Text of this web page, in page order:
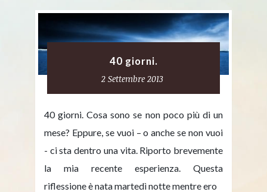
40 giorni.
2 Settembre 2013
40 giorni. Cosa sono se non poco più di un
mese? Eppure, se vuoi – o anche se non vuoi
- ci sta dentro una vita. Riporto brevemente
la mia recente esperienza. Questa
riflessione è nata martedì notte mentre ero